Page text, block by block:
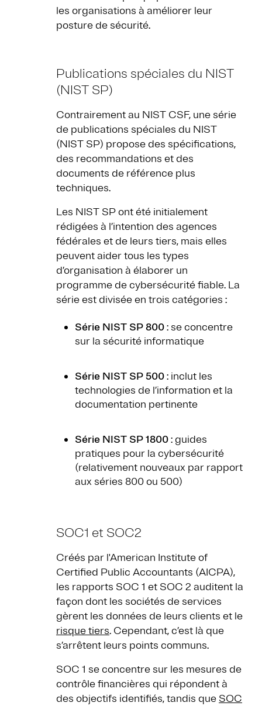
les organisations à améliorer leur
posture de sécurité.
Publications spéciales du NIST
(NIST SP)
Contrairement au NIST CSF, une série
de publications spéciales du NIST
(NIST SP) propose des spécifications,
des recommandations et des
documents de référence plus
techniques.
Les NIST SP ont été initialement
rédigées à l’intention des agences
fédérales et de leurs tiers, mais elles
peuvent aider tous les types
d’organisation à élaborer un
programme de cybersécurité fiable. La
série est divisée en trois catégories :
Série NIST SP 800: se concentre
sur la sécurité informatique
Série NIST SP 500: inclut les
technologies de l’information et la
documentation pertinente
Série NIST SP 1800: guides
pratiques pour la cybersécurité
(relativement nouveaux par rapport
aux séries 800 ou 500)
SOC1 et SOC2
Créés par l'American Institute of
Certified Public Accountants (AICPA),
les rapports SOC 1 et SOC 2 auditent la
façon dont les sociétés de services
gèrent les données de leurs clients et le
risque tiers. Cependant, c’est là que
s’arrêtent leurs points communs.
SOC 1 se concentre sur les mesures de
contrôle financières qui répondent à
des objectifs identifiés, tandis que SOC